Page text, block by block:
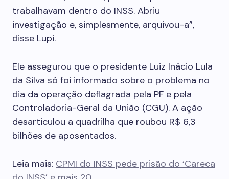
trabalhavam dentro do INSS. Abriu
investigação e, simplesmente, arquivou-a”,
disse Lupi.
Ele assegurou que o presidente Luiz Inácio Lula
da Silva só foi informado sobre o problema no
dia da operação deflagrada pela PF e pela
Controladoria-Geral da União (CGU). A ação
desarticulou a quadrilha que roubou R$ 6,3
bilhões de aposentados.
Leia mais: CPMI do INSS pede prisão do ‘Careca